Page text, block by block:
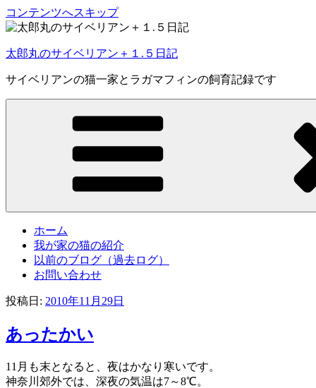
コンテンツへスキップ
太郎丸のサイベリアン＋１.５日記
サイベリアンの猫一家とラガマフィンの飼育記録です
ホーム
我が家の猫の紹介
以前のブログ（過去ログ）
お問い合わせ
投稿日: 2010年11月29日
あったかい
11月も末となると、夜はかなり寒いです。
神奈川郊外では、深夜の気温は7～8℃。